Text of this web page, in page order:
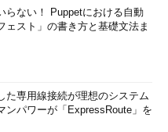
訳］（サポート技術情報
Updateの主なエラー番号
インストールできない場合
らない！ Puppetにおける自動
ェスト」の書き方と基礎文法ま
た専用線接続が理想のシステム
パワーが「ExpressRoute」を